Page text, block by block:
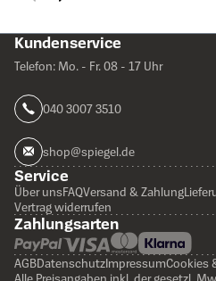
Kundenservice
Telefon: Mo. - Fr. 08 - 17 Uhr
040 3007 3510
shop@spiegel.de
Service
Über unsFAQVersand & Zahlung
Vertrag widerrufen
Zahlungsarten
AGBDatenschutzImpressumCookies
Alle Preisangaben inkl. der gesetzl.